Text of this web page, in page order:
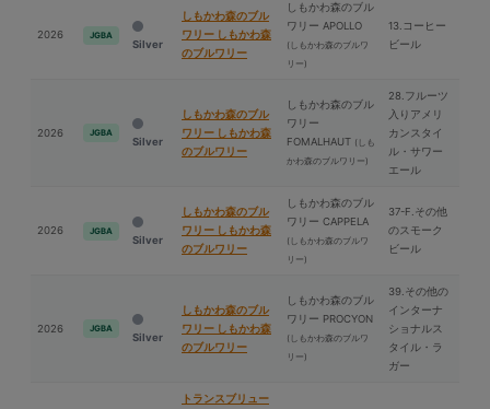
2026 JGBA
Silver
しもかわ森のブル
ワリー しもかわ森
のブルワリー
しもかわ森のブル
ワリー APOLLO
(しもかわ森のブルワ
リー)
13.コーヒー
ビール
2026 JGBA
Silver
しもかわ森のブル
ワリー しもかわ森
のブルワリー
しもかわ森のブル
ワリー
FOMALHAUT (しも
かわ森のブルワリー)
28.フルーツ
入りアメリ
カンスタイ
ル・サワー
エール
2026 JGBA
Silver
しもかわ森のブル
ワリー しもかわ森
のブルワリー
しもかわ森のブル
ワリー CAPPELA
(しもかわ森のブルワ
リー)
37-F.その他
のスモーク
ビール
2026 JGBA
Silver
しもかわ森のブル
ワリー しもかわ森
のブルワリー
しもかわ森のブル
ワリー PROCYON
(しもかわ森のブルワ
リー)
39.その他の
インターナ
ショナルス
タイル・ラ
ガー
トランスブリュー